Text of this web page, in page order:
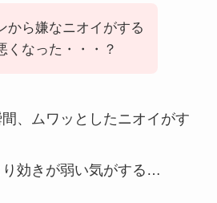
から嫌なニオイがする
くなった・・・？
、ムワッとしたニオイがす
効きが弱い気がする…